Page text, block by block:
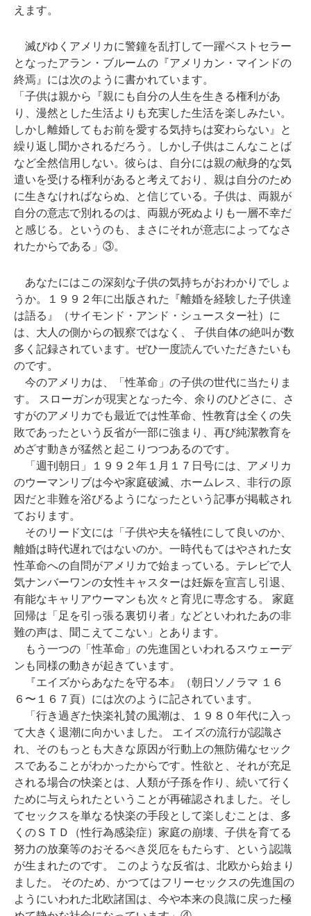
えます。
滅びゆくアメリカに警鐘を乱打して一躍ベストセラー
となったアラン・ブルームの『アメリカン・マインドの
終焉』には次のように書かれています。
「子供は親から『親にも自分の人生を生きる権利があ
り、漫然とした生活よりも充実した生活を楽しみたい。
しかし離婚してもお前を愛する気持ちは変わらない』と
繰り返し聞かされるだろう。しかし子供はこんなことば
など全然信用しない。彼らは、自分には親の献身的な気
遣いを受ける権利があると考えており、親は自分のため
に生きなければならぬ、と信じている。子供は、両親が
自分の意志で別れるのは、両親が死ぬよりも一層不幸だ
と感じる。というのも、まさにそれが意志によってなさ
れたからである」③。
あなたにはこの深刻な子供の気持ちがおわかりでしょ
うか。１９９２年に出版された『離婚を経験した子供達
は語る』（サイモンド・アンド・シュースター社）に
は、大人の側からの観察ではなく、 子供自体の絶叫が数
多く記録されています。ぜひ一度読んでいただきたいも
のです。
今のアメリカは、「性革命」の子供の世代に当たりま
す。 スローガンが現実となった今、余りのひどさに、さ
すがのアメリカでも最近では性革命、性教育は全くの失
敗であったという反省が一部に強まり、再び純潔教育を
めざす動きが猛然と起こりつつあるのです。
「週刊朝日」１９９２ 年１月１７日号には、アメリカ
のウーマンリブは今や家庭破滅、ホームレス、非行の原
因だと非難を浴びるようになったという記事が掲載され
ております。
そのリード文には「子供や夫を犠牲にして良いのか、
離婚は時代遅れではないのか。一時代もてはやされた女
性革命への自問がアメリカで始まっている。テレビで人
気ナンバーワンの女性キャスターは妊娠を宣言し引退、
有能なキャリアウーマンも次々と育児に専念する。 家庭
回帰は「足を引っ張る裏切り者」などといわれたあの非
難の声は、聞こえてこない」とあります。
もう一つの「性革命」の先進国といわれるスウェーデ
ンも同様の動きが起きています。
『エイズからあなたを守る本』（朝日ソノラマ １６
６〜１６７頁）には次のように記されています。
「行き過ぎた快楽礼賛の風潮は、１９８０年代に入っ
て大きく退潮に向かいました。 エイズの流行が認識さ
れ、そのもっとも大きな原因が行動上の無防備なセック
スであることがわかったからです。性欲と、それが充足
される場合の快楽とは、人類が子孫を作り、続いて行く
ために与えられたということが再確認されました。そし
てセックスを単なる快楽の手段として楽しむことは、多
くのＳＴＤ（性行為感染症）家庭の崩壊、子供を育てる
努力の放棄等のおそるべき災厄をもたらす、という認識
が生まれたのです。 このような反省は、北欧から始まり
ました。 そのため、かつてはフリーセックスの先進国の
ようにいわれた北欧諸国は、今や本来の良識に戻った極